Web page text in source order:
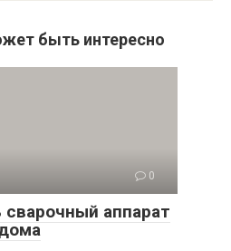
быть интересно
0
сварочный аппарат